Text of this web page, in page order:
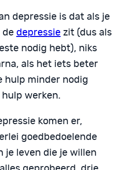
depressie is dat als je
de depres­sie zit (dus als
nodig hebt), niks
als het iets beter
hulp minder nodig
werken.
komen er,
goedbedoe­lende
je leven die je willen